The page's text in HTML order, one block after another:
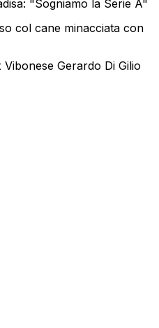
"Sogniamo la Serie A"
col cane minacciata con
Gerardo Di Gilio